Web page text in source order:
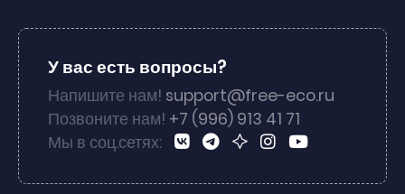
У вас есть вопросы?
Напишите нам! support@free-eco.ru
Позвоните нам! +7 (996) 913 41 71
Мы в соц.сетях: